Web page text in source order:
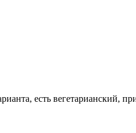
есть вегетарианский,